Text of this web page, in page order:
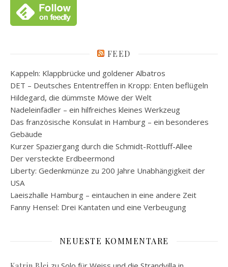
FEED
Kappeln: Klappbrücke und goldener Albatros
DET – Deutsches Ententreffen in Kropp: Enten beflügeln
Hildegard, die dümmste Möwe der Welt
Nadeleinfädler – ein hilfreiches kleines Werkzeug
Das französische Konsulat in Hamburg – ein besonderes
Gebäude
Kurzer Spaziergang durch die Schmidt-Rottluff-Allee
Der versteckte Erdbeermond
Liberty: Gedenkmünze zu 200 Jahre Unabhängigkeit der
USA
Laeiszhalle Hamburg – eintauchen in eine andere Zeit
Fanny Hensel: Drei Kantaten und eine Verbeugung
NEUESTE KOMMENTARE